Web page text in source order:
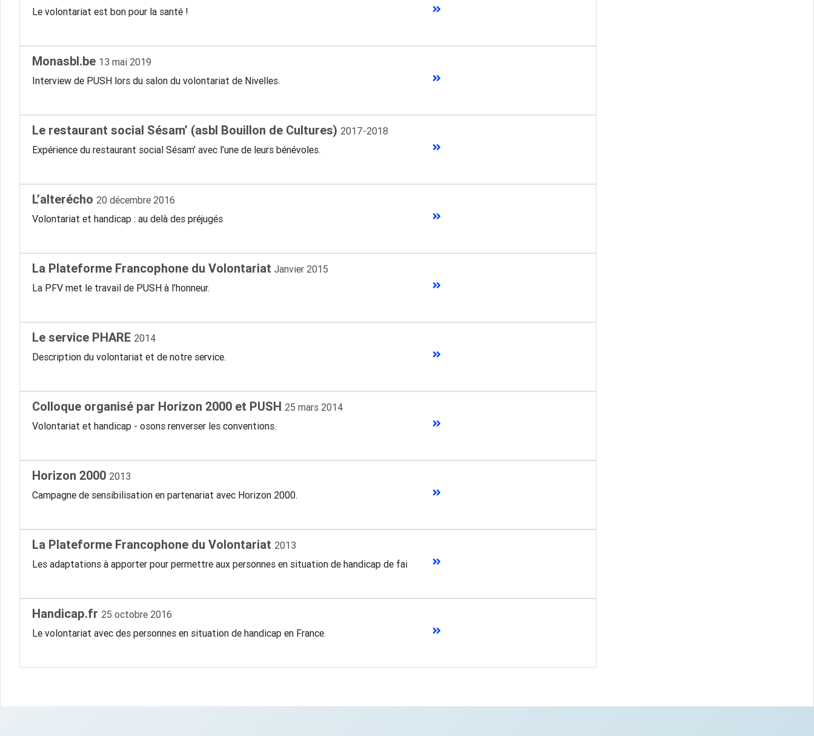
Le volontariat est bon pour la santé !
Monasbl.be 13 mai 2019
Interview de PUSH lors du salon du volontariat de Nivelles.
Le restaurant social Sésam’ (asbl Bouillon de Cultures) 2017-2018
Expérience du restaurant social Sésam’ avec l’une de leurs bénévoles.
L’alterécho 20 décembre 2016
Volontariat et handicap : au delà des préjugés
La Plateforme Francophone du Volontariat Janvier 2015
La PFV met le travail de PUSH à l’honneur.
Le service PHARE 2014
Description du volontariat et de notre service.
Colloque organisé par Horizon 2000 et PUSH 25 mars 2014
Volontariat et handicap - osons renverser les conventions.
Horizon 2000 2013
Campagne de sensibilisation en partenariat avec Horizon 2000.
La Plateforme Francophone du Volontariat 2013
Les adaptations à apporter pour permettre aux personnes en situation de handicap de faire du volontariat.
Handicap.fr 25 octobre 2016
Le volontariat avec des personnes en situation de handicap en France.